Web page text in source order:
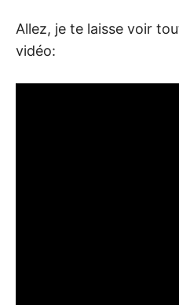
Allez, je te laisse voir
vidéo: